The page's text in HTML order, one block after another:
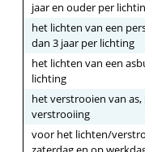
jaar en ouder per
het lichten van een
dan 3 jaar per lichting
het lichten van een
lichting
het verstrooien van as,
verstrooiing
voor het lichten/